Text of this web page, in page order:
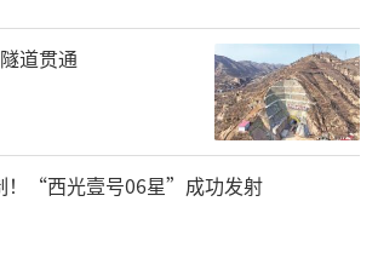
道贯通
！“西光壹号06星”成功发射